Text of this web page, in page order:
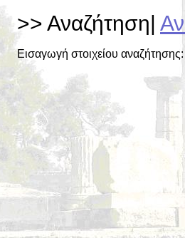
>> Αναζήτηση|
Εισαγωγή στοιχείου